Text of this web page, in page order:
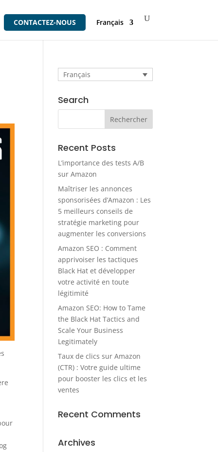
CONTACTEZ-NOUS Français
Français
Search
Recent Posts
L’importance des tests A/B
sur Amazon
Maîtriser les annonces
sponsorisées d’Amazon : Les
5 meilleurs conseils de
stratégie marketing pour
augmenter les conversions
Amazon SEO : Comment
apprivoiser les tactiques
Black Hat et développer
votre activité en toute
légitimité
Amazon SEO: How to Tame
the Black Hat Tactics and
Scale Your Business
Legitimately
Taux de clics sur Amazon
(CTR) : Votre guide ultime
pour booster les clics et les
ventes
Recent Comments
Archives